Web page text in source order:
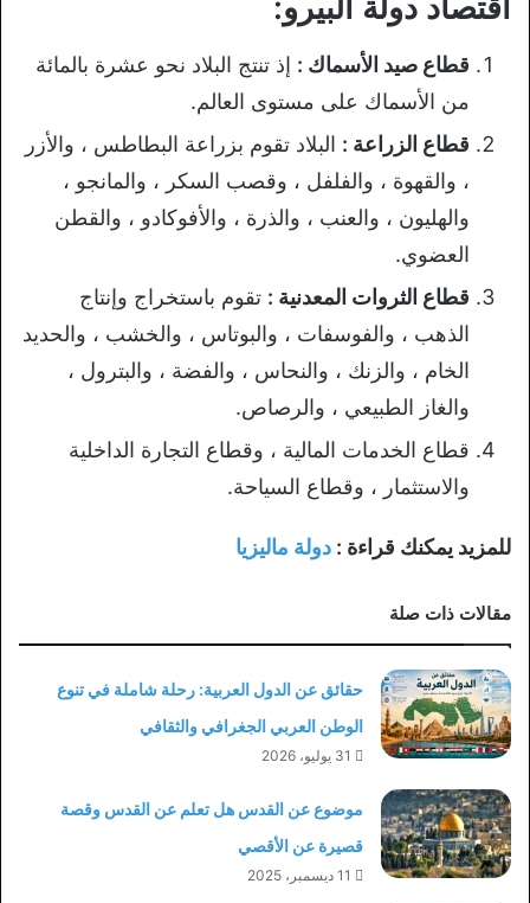
قطاع صيد الأسماك : إذ تنتج البلاد نحو عشرة بالمائة
من الأسماك على مستوى العالم.
قطاع الزراعة : البلاد تقوم بزراعة البطاطس ، والأزر
، والقهوة ، والفلفل ، وقصب السكر ، والمانجو ،
والهليون ، والعنب ، والذرة ، والأفوكادو ، والقطن
العضوي.
قطاع الثروات المعدنية : تقوم باستخراج وإنتاج
الذهب ، والفوسفات ، والبوتاس ، والخشب ، والحديد
الخام ، والزنك ، والنحاس ، والفضة ، والبترول ،
والغاز الطبيعي ، والرصاص.
قطاع الخدمات المالية ، وقطاع التجارة الداخلية
والاستثمار ، وقطاع السياحة.
للمزيد يمكنك قراءة : دولة ماليزيا
مقالات ذات صلة
حقائق عن الدول العربية: رحلة شاملة في تنوع
الوطن العربي الجغرافي والثقافي
31 يوليو، 2026
موضوع عن القدس هل تعلم عن القدس وقصة
قصيرة عن الأقصي
11 ديسمبر، 2025